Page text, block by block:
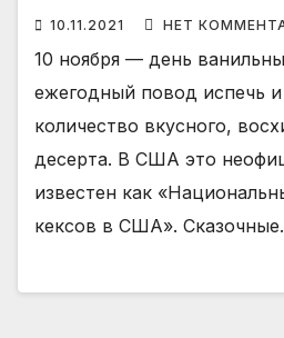
10.11.2021 НЕТ
10 ноября — день
ежегодный повод испечь и
количество вкусного,
десерта. В США это
известен как
кексов в США».